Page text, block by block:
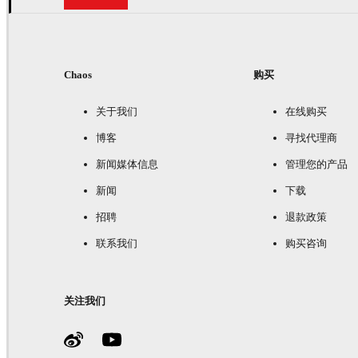
Chaos
关于我们
博客
新闻媒体信息
新闻
招聘
联系我们
购买
在线购买
寻找代理商
管理您的产品
下载
退款政策
购买咨询
关注我们